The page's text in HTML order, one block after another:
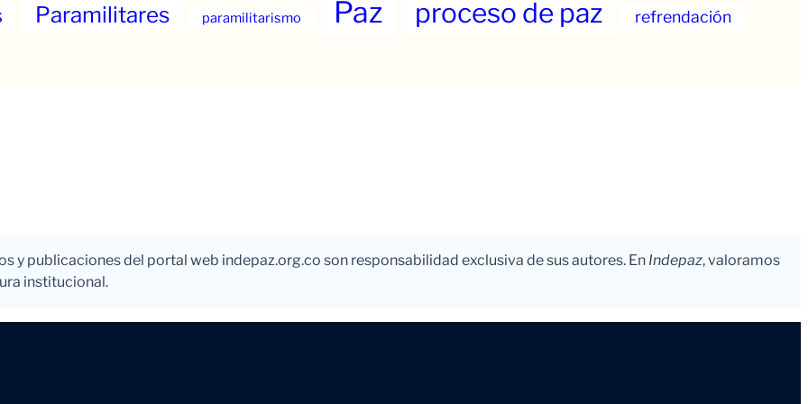
Paramilitares paramilitarismo Paz proceso de paz refrendación
y publicaciones del portal web indepaz.org.co son responsabilidad exclusiva de sus autores. En Indepaz, valoramos
institucional.